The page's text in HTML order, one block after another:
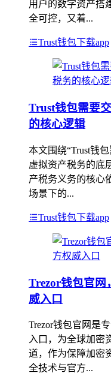
用户的数字资产搭
全可控，又着...
Trust钱包下载app
Trust钱包需要
的核心逻辑
本文围绕“Trust钱
虚拟资产税务的底
产税务义务的核心
场景下的...
Trust钱包下载app
Trezor钱包官网
威入口
Trezor钱包官网是
入口，为全球加密
道，作为保障加密
全技术与官方...